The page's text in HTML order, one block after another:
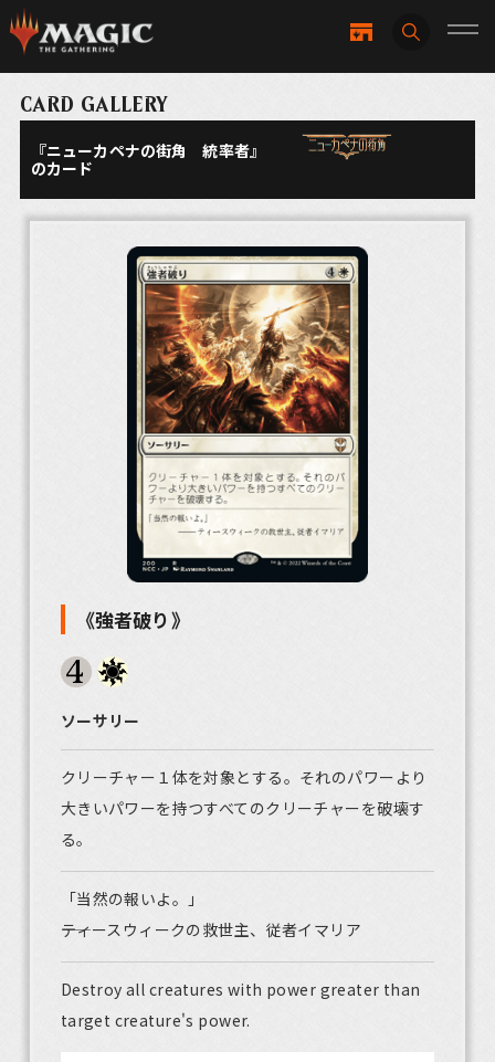
CARD GALLERY
『ニューカペナの街角 統率者』
のカード
《強者破り》
ソーサリー
クリーチャー１体を対象とする。それのパワーより
大きいパワーを持つすべてのクリーチャーを破壊す
る。
「当然の報いよ。」
――ティースウィークの救世主、従者イマリア
Destroy all creatures with power greater than
target creature's power.